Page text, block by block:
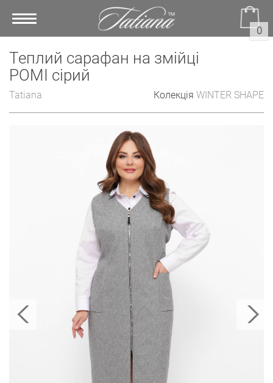
Toggle
0
Теплий сарафан на змійці
РОМІ сірий
Tatiana Колекція WINTER SHAPE